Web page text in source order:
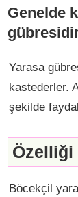
Genelde
Yarasa
kastederler.
şekilde
Özelliği
Böcekçil